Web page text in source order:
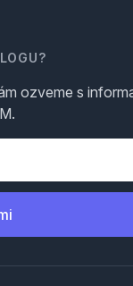
ozveme s